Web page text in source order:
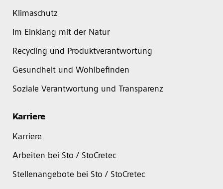
Klimaschutz
Im Einklang mit der Natur
Recycling und Produktverantwortung
Gesundheit und Wohlbefinden
Soziale Verantwortung und Transparenz
Karriere
Karriere
Arbeiten bei Sto / StoCretec
Stellenangebote bei Sto / StoCretec